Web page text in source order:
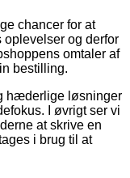
chancer for at
og derfor
omtaler af
bestilling.
hæderlige løsninger
I øvrigt ser vi
at skrive en
i brug til at